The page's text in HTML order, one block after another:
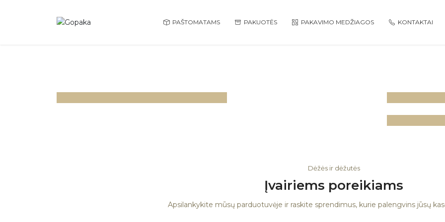
PAŠTOMATAMS PAKUOTĖS PAKAVIMO MEDŽIAGOS KONTAKTAI
Dėžės ir dėžutės
Įvairiems poreikiams
Apsilankykite mūsų parduotuvėje ir raskite sprendimus, kurie palengvins jūsų